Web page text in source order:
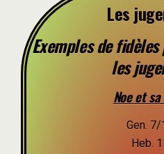
Les
Exemples de
les
Noe et
Gen. 7/
Heb.